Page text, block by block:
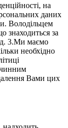
на
даних
Володільцем
знаходиться за
3.Ми маємо
необхідно
чинним
Вами цих